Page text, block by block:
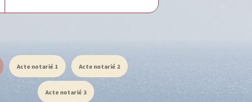
Acte notarié 1 Acte notarié 2
Acte notarié 3